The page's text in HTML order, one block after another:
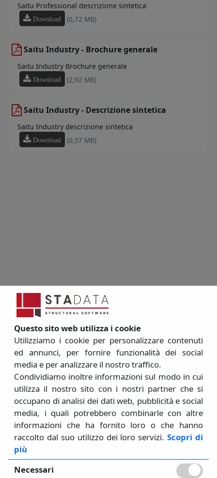
Saitu Professional descrizione sintetica
Download (0,72 MB)
Saitu Industry - Brochure generale
Saitu Industry Brochure generale
Download (2,92 MB)
Saitu Industry - Descrizione sintetica
Saitu Industry descrizione sintetica
Download (0,57 MB)
©2026
S.T.A. DATA SRL
Via Saluzzo, 71 10126 Torino (TO) - Italia
+39 011-6699345 / +39 011-6509864
Info@stadata.com
PI/CF: 05841510018
Lun - Ven
CONTATTI
Questo sito web utilizza i cookie
Utilizziamo i cookie per personalizzare contenuti
ed annunci, per fornire funzionalità dei social
media e per analizzare il nostro traffico.
Condividiamo inoltre informazioni sul modo in cui
utilizza il nostro sito con i nostri partner che si
occupano di analisi dei dati web, pubblicità e social
media, i quali potrebbero combinarle con altre
informazioni che ha fornito loro o che hanno
raccolto dal suo utilizzo dei loro servizi.Scopri di
più
Necessari